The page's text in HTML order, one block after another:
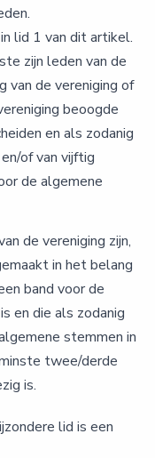
lid 1 van dit artikel.
zijn leden van de
van de vereniging of
beoogde
en als zodanig
of van vijftig
de algemene
de vereniging zijn,
in het belang
band voor de
en die als zodanig
stemmen in
twee/derde
is.
lid is een